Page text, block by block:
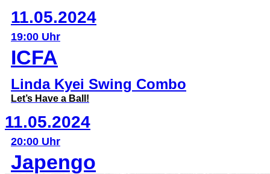
11.05.2024
19:00 Uhr
ICFA
Linda Kyei Swing Combo
Let’s Have a Ball!
11.05.2024
20:00 Uhr
Japengo